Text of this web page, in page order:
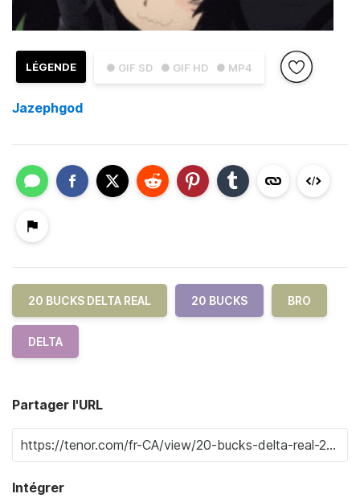
● GIF SD ● GIF HD ● MP4
LÉGENDE
Jazephgod
20 BUCKS DELTA REAL 20 BUCKS BRO
DELTA
Partager l'URL
Intégrer